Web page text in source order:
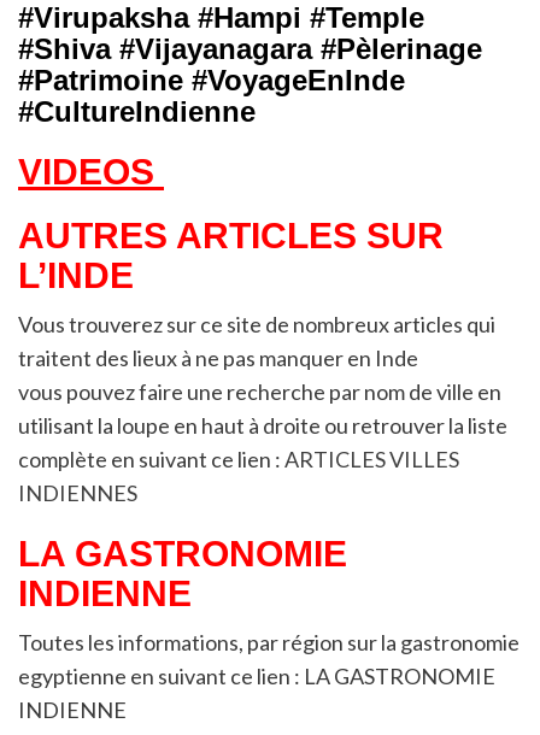
#Virupaksha #Hampi #Temple
#Shiva #Vijayanagara #Pèlerinage
#Patrimoine #VoyageEnInde
#CultureIndienne
VIDEOS
AUTRES ARTICLES SUR
L’INDE
Vous trouverez sur ce site de nombreux articles qui
traitent des lieux à ne pas manquer en Inde
vous pouvez faire une recherche par nom de ville en
utilisant la loupe en haut à droite ou retrouver la liste
complète en suivant ce lien :ARTICLES VILLES
INDIENNES
LA GASTRONOMIE
INDIENNE
Toutes les informations, par région sur la gastronomie
egyptienne en suivant ce lien : LA GASTRONOMIE
INDIENNE